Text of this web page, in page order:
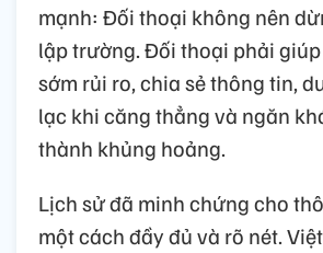
mạnh: Đối thoại không nên
lập trường. Đối thoại phải
sớm rủi ro, chia sẻ thông tin,
lạc khi căng thẳng và ngăn
thành khủng hoảng.
Lịch sử đã minh chứng cho
một cách đầy đủ và rõ nét.